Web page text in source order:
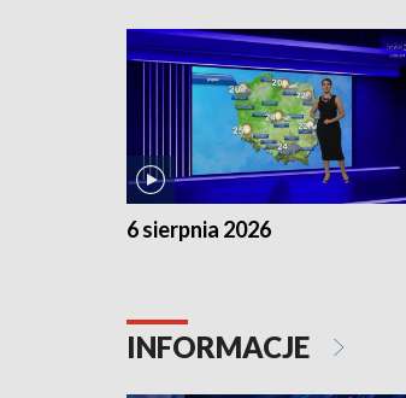
6 sierpnia 2026
INFORMACJE